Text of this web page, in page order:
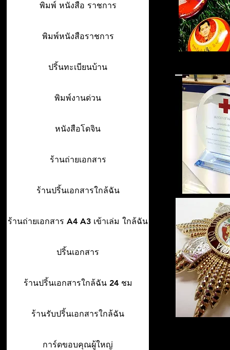
พิมพ์ หนังสือ ราชการ
พิมพ์หนังสือราชการ
ปริ้นทะเบียนบ้าน
พิมพ์งานด่วน
หนังสือโดจิน
ร้านถ่ายเอกสาร
ร้านปริ้นเอกสารใกล้ฉัน
ร้านถ่ายเอกสาร A4 A3 เข้าเล่ม ใกล้ฉัน
ปริ้นเอกสาร
ร้านปริ้นเอกสารใกล้ฉัน 24 ชม
ร้านรับปริ้นเอกสารใกล้ฉัน
การ์ดขอบคุณผู้ใหญ่